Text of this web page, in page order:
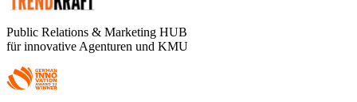
Public Relations & Marketing HUB
für innovative Agenturen und KMU